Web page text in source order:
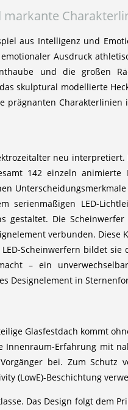
aus Intelligenz und
Ausdruck
und die großen
skulptural modellierte
prägnanten
neu interpretiert.
142 einzeln
LED-
gestaltet. Die
verbunden. Diese
Scheinwerfern bildet sie
– ein
Designelement in
Glasfestdach kommt
Erfahrung mit
bei. Zum Schutz
(LowE)-Beschichtung
Das Design folgt dem